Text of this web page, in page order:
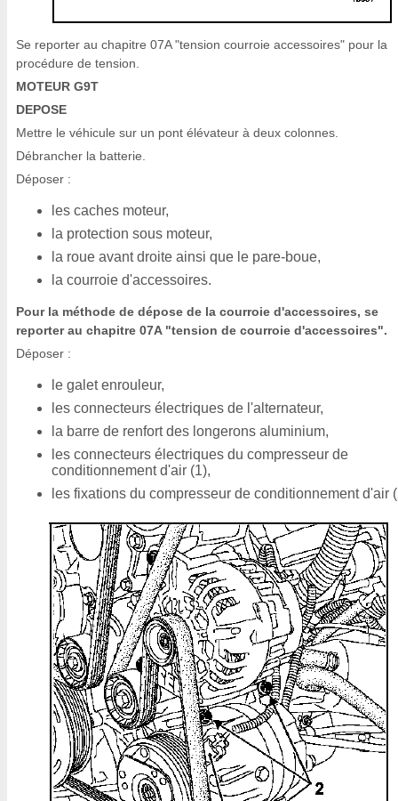
Se reporter au chapitre 07A "tension courroie accessoires" pour la
procédure de tension.
MOTEUR G9T
DEPOSE
Mettre le véhicule sur un pont élévateur à deux colonnes.
Débrancher la batterie.
Déposer :
les caches moteur,
la protection sous moteur,
la roue avant droite ainsi que le pare-boue,
la courroie d'accessoires.
Pour la méthode de dépose de la courroie d'accessoires, se
reporter au chapitre 07A "tension de courroie d'accessoires".
Déposer :
le galet enrouleur,
les connecteurs électriques de l'alternateur,
la barre de renfort des longerons aluminium,
les connecteurs électriques du compresseur de
conditionnement d'air (1),
les fixations du compresseur de conditionnement d'air